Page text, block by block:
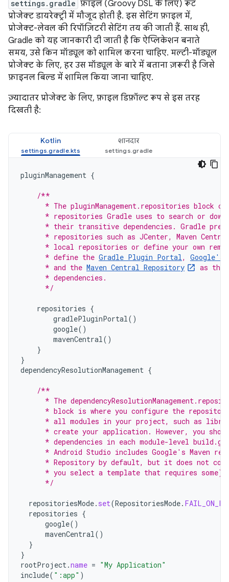
settings.gradle फ़ाइल (Groovy DSL के लिए) रूट
प्रोजेक्ट डायरेक्ट्री में मौजूद होती है. इस सेटिंग फ़ाइल में,
प्रोजेक्ट-लेवल की रिपॉज़िटरी सेटिंग तय की जाती हैं. साथ ही,
Gradle को यह जानकारी दी जाती है कि ऐप्लिकेशन बनाते
समय, उसे किन मॉड्यूल को शामिल करना चाहिए. मल्टी-मॉड्यूल
प्रोजेक्ट के लिए, हर उस मॉड्यूल के बारे में बताना ज़रूरी है जिसे
फ़ाइनल बिल्ड में शामिल किया जाना चाहिए.
ज़्यादातर प्रोजेक्ट के लिए, फ़ाइल डिफ़ॉल्ट रूप से इस तरह
दिखती है:
Kotlin शानदार
pluginManagement {
/**
* The pluginManagement.repositories block
* repositories Gradle uses to search or
* their transitive dependencies. Gradle
* repositories such as JCenter, Maven
* local repositories or define your own
      * define the
Gradle Plugin Portal, Google's
      * and the
Maven Central Repository
as the
      * dependencies.
      */
repositories {
gradlePluginPortal()
google()
mavenCentral()
}
}
dependencyResolutionManagement {
/**
* The
* block is where you configure the
* all modules in your project, such as
* create your application. However, you
* dependencies in each module-level
* Android Studio includes Google's Maven
* Repository by default, but it does not
      * you select a template that requires some).
      */
repositoriesMode. set(RepositoriesMode.
repositories {
google()
mavenCentral()
}
}
rootProject.name = "My Application"
include( ":app" )